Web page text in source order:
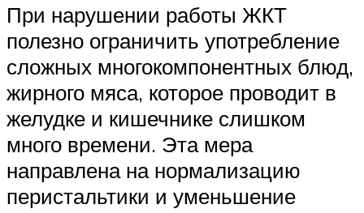
При нарушении работы ЖКТ
полезно ограничить употребление
сложных многокомпонентных блюд,
жирного мяса, которое проводит в
желудке и кишечнике слишком
много времени. Эта мера
направлена на нормализацию
перистальтики и уменьшение